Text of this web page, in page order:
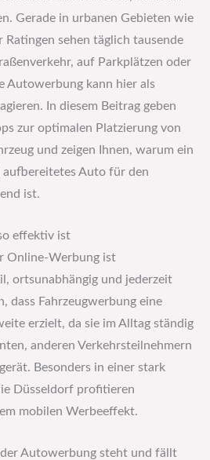
Gerade in urbanen Gebieten wie
Ratingen sehen täglich tausende
auf Parkplätzen oder
Autowerbung kann hier als
In diesem Beitrag geben
zur optimalen Platzierung von
und zeigen Ihnen, warum ein
aufbereitetes Auto für den
ist.
effektiv ist
Online-Werbung ist
ortsunabhängig und jederzeit
dass Fahrzeugwerbung eine
erzielt, da sie im Alltag ständig
anderen Verkehrsteilnehmern
Besonders in einer stark
Düsseldorf profitieren
mobilen Werbeeffekt.
Autowerbung steht und fällt